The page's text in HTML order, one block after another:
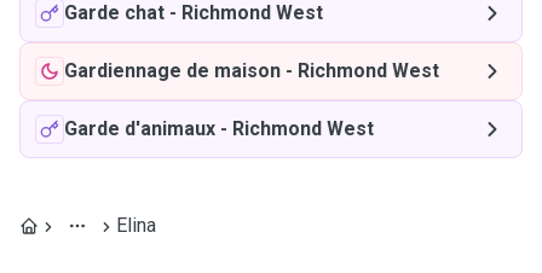
Garde chat - Richmond West
Gardiennage de maison - Richmond West
Garde d'animaux - Richmond West
Elina